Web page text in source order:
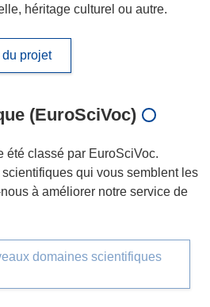
héritage culturel ou autre.
projet
(EuroSciVoc)
été classé par EuroSciVoc.
qui vous semblent les
à améliorer notre service de
domaines scientifiques